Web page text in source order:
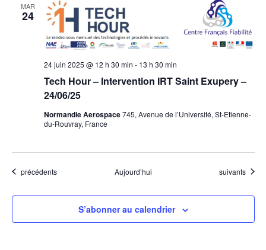
MAR
24
Tech Hour – Intervention IRT Saint Exupery –
24/06/25
24 juin 2025 @ 12 h 30 min - 13 h 30 min
Normandie Aerospace745, Avenue de l’Université, St-Etienne-
du-Rouvray, France
Évènements
précédents Aujourd’hui Évènements
suivants
S’abonner au calendrier